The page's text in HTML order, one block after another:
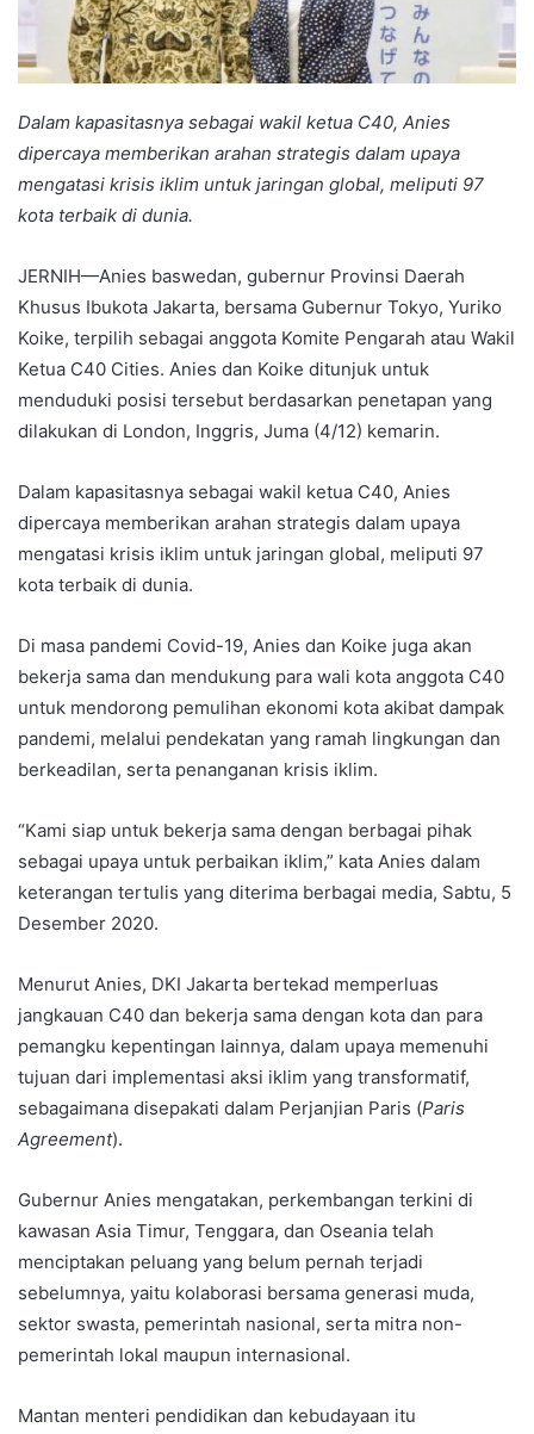
Dalam kapasitasnya sebagai wakil ketua C40, Anies
dipercaya memberikan arahan strategis dalam upaya
mengatasi krisis iklim untuk jaringan global, meliputi 97
kota terbaik di dunia.
JERNIH—Anies baswedan, gubernur Provinsi Daerah
Khusus Ibukota Jakarta, bersama Gubernur Tokyo, Yuriko
Koike, terpilih sebagai anggota Komite Pengarah atau Wakil
Ketua C40 Cities. Anies dan Koike ditunjuk untuk
menduduki posisi tersebut berdasarkan penetapan yang
dilakukan di London, Inggris, Juma (4/12) kemarin.
Dalam kapasitasnya sebagai wakil ketua C40, Anies
dipercaya memberikan arahan strategis dalam upaya
mengatasi krisis iklim untuk jaringan global, meliputi 97
kota terbaik di dunia.
Di masa pandemi Covid-19, Anies dan Koike juga akan
bekerja sama dan mendukung para wali kota anggota C40
untuk mendorong pemulihan ekonomi kota akibat dampak
pandemi, melalui pendekatan yang ramah lingkungan dan
berkeadilan, serta penanganan krisis iklim.
“Kami siap untuk bekerja sama dengan berbagai pihak
sebagai upaya untuk perbaikan iklim,” kata Anies dalam
keterangan tertulis yang diterima berbagai media, Sabtu, 5
Desember 2020.
Menurut Anies, DKI Jakarta bertekad memperluas
jangkauan C40 dan bekerja sama dengan kota dan para
pemangku kepentingan lainnya, dalam upaya memenuhi
tujuan dari implementasi aksi iklim yang transformatif,
sebagaimana disepakati dalam Perjanjian Paris (Paris
Agreement).
Gubernur Anies mengatakan, perkembangan terkini di
kawasan Asia Timur, Tenggara, dan Oseania telah
menciptakan peluang yang belum pernah terjadi
sebelumnya, yaitu kolaborasi bersama generasi muda,
sektor swasta, pemerintah nasional, serta mitra non-
pemerintah lokal maupun internasional.
Mantan menteri pendidikan dan kebudayaan itu